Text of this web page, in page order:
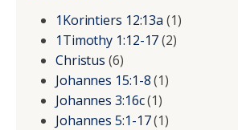
1Korintiers 12:13a (1)
1Timothy 1:12-17(2)
Christus (6)
Johannes 15:1-8(1)
Johannes 3:16c(1)
Johannes 5:1-17(1)